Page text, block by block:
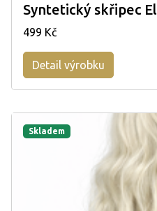
Syntetický skřipec
499 Kč
Detail výrobku
Skladem